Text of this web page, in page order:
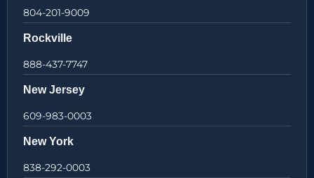
804-201-9009
Rockville
888-437-7747
New Jersey
609-983-0003
New York
838-292-0003